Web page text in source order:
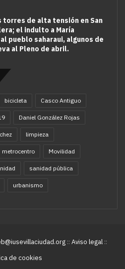
torres de alta tensión en San
el indulto a María
pueblo saharaui, algunos de
al Pleno de abril.
bicicleta Casco Antiguo
Daniel González Rojas
limpieza
metrocentro Movilidad
sanidad pública
urbanismo
:: Aviso legal ::
de cookies